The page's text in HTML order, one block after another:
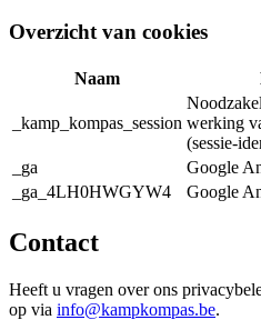
Overzicht van cookies
Naam
_kamp_kompas_session werking
(sessie-
_ga Google
_ga_4LH0HWGYW4
Google
Contact
Heeft u vragen over ons
op via info@kampkompas.be.